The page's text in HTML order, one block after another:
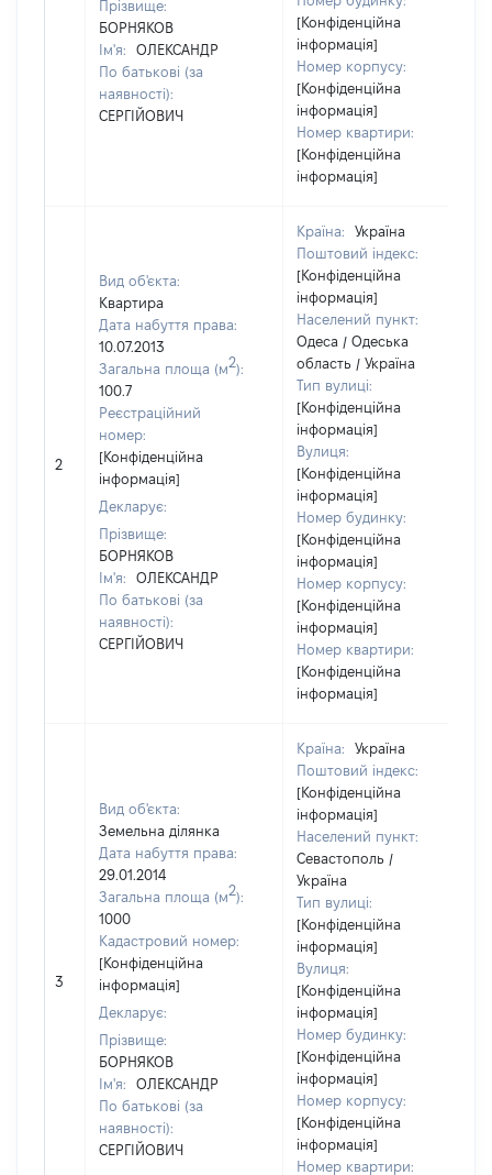
Прізвище:
БОРНЯКОВ
Ім'я:
ОЛЕКСАНДР
По батькові (за
наявності):
СЕРГІЙОВИЧ
[Конфіденційна
інформація]
Номер корпусу:
[Конфіденційна
інформація]
Номер квартири:
[Конфіденційна
інформація]
2
Вид об'єкта:
Квартира
Дата набуття права:
10.07.2013
Загальна площа (м2):
100.7
Реєстраційний
номер:
[Конфіденційна
інформація]
Декларує:
Прізвище:
БОРНЯКОВ
Ім'я:
ОЛЕКСАНДР
По батькові (за
наявності):
СЕРГІЙОВИЧ
Країна:
Україна
Поштовий індекс:
[Конфіденційна
інформація]
Населений пункт:
Одеса / Одеська
область / Україна
Тип вулиці:
[Конфіденційна
інформація]
Вулиця:
[Конфіденційна
інформація]
Номер будинку:
[Конфіденційна
інформація]
Номер корпусу:
[Конфіденційна
інформація]
Номер квартири:
[Конфіденційна
інформація]
3
Вид об'єкта:
Земельна ділянка
Дата набуття права:
29.01.2014
Загальна площа (м2):
1000
Кадастровий номер:
[Конфіденційна
інформація]
Декларує:
Прізвище:
БОРНЯКОВ
Ім'я:
ОЛЕКСАНДР
По батькові (за
наявності):
СЕРГІЙОВИЧ
Країна:
Україна
Поштовий індекс:
[Конфіденційна
інформація]
Населений пункт:
Севастополь /
Україна
Тип вулиці:
[Конфіденційна
інформація]
Вулиця:
[Конфіденційна
інформація]
Номер будинку:
[Конфіденційна
інформація]
Номер корпусу:
[Конфіденційна
інформація]
Номер квартири: